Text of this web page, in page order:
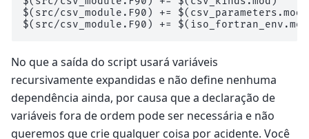
$(src/csv_module.F90) += $(csv_parameters.mod)
No que a saída do script usará variáveis
recursivamente expandidas e não define nenhuma
dependência ainda, por causa que a declaração de
variáveis fora de ordem pode ser necessária e não
queremos que crie qualquer coisa por acidente. Você